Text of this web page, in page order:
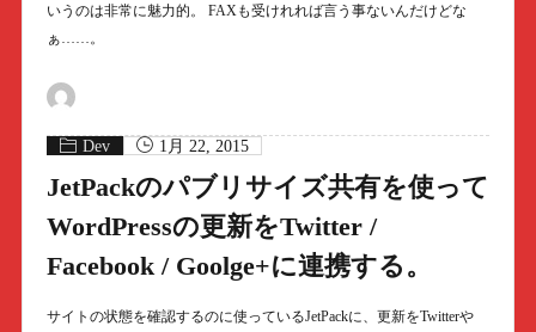
いうのは非常に魅力的。 FAXも受けれれば言う事ないんだけどな
ぁ……。
Dev 1月 22, 2015
JetPackのパブリサイズ共有を使って
WordPressの更新をTwitter /
Facebook / Goolge+に連携する。
サイトの状態を確認するのに使っているJetPackに、更新をTwitterや